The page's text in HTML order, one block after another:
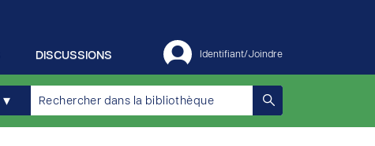
Identifiant/Joindre
DISCUSSIONS
▾